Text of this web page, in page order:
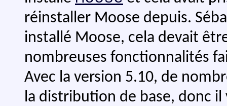
réinstaller Moose depuis.
installé Moose, cela devait
nombreuses fonctionnalités
Avec la version 5.10, de
la distribution de base, donc